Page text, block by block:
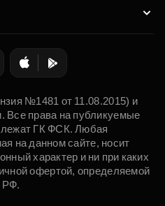
№1481 от 11.08.2015) и
Все права на публикуемые
ГК ФСК. Любая
на данном сайте, носит
характер и ни при каких
офертой, определяемой
РФ.